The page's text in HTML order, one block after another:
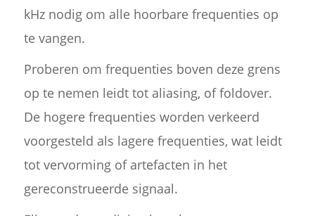
kHz nodig om alle hoorbare frequenties op
te vangen.
Proberen om frequenties boven deze grens
op te nemen leidt tot aliasing, of foldover.
De hogere frequenties worden verkeerd
voorgesteld als lagere frequenties, wat leidt
tot vervorming of artefacten in het
gereconstrueerde signaal.